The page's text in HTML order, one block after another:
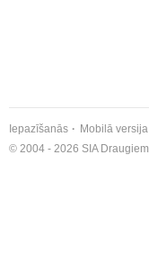
Iepazīšanās Mobilā versija
© 2004 - 2026 SIA Draugiem